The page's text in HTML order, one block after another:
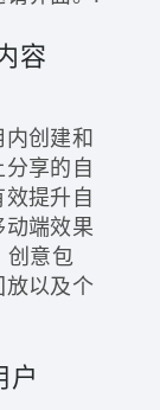
容
创建和
享的自
提升自
端效果
创意包
以及个
户